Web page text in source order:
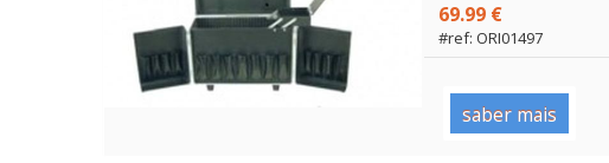
69.99 €
#ref: ORI01497
saber mais